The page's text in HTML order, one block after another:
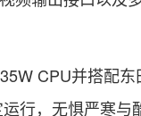
CPU并搭配
，无惧严寒与